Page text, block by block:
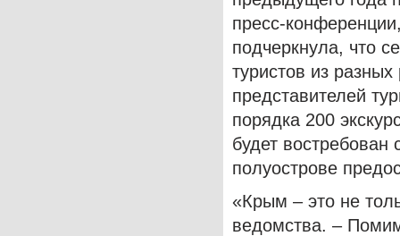
пресс-
подчеркнула, что
туристов из
представителей
порядка 200
будет востребован
полуострове
«Крым – это не
ведомства. –